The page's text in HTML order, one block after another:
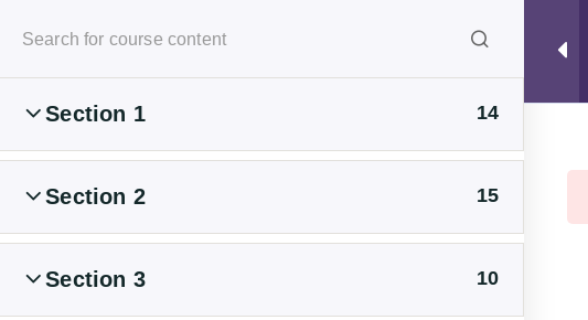
Start All Courses
Section 1 14
Section 2 15
Section 3 10